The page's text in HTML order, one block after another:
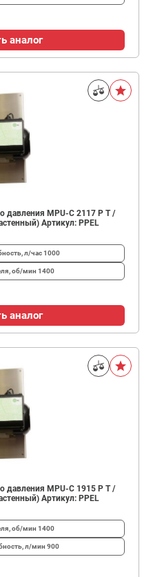
аналог
давления MPU-C 2117 P T /
Артикул: PPEL
л/час1000
об/мин 1400
аналог
давления MPU-C 1915 P T /
Артикул: PPEL
об/мин 1400
л/мин 900